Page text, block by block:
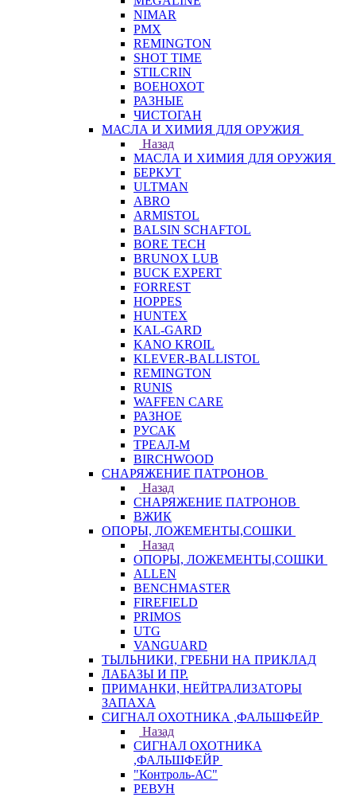
NIMAR
PMX
REMINGTON
SHOT TIME
STILCRIN
ВОЕНОХОТ
РАЗНЫЕ
ЧИСТОГАН
МАСЛА И ХИМИЯ ДЛЯ ОРУЖИЯ
Назад
МАСЛА И ХИМИЯ ДЛЯ ОРУЖИЯ
БЕРКУТ
ULTMAN
ABRO
ARMISTOL
BALSIN SCHAFTOL
BORE TECH
BRUNOX LUB
BUCK EXPERT
FORREST
HOPPES
HUNTEX
KAL-GARD
KANO KROIL
KLEVER-BALLISTOL
REMINGTON
RUNIS
WAFFEN CARE
РАЗНОЕ
РУСАК
ТРЕАЛ-М
BIRCHWOOD
СНАРЯЖЕНИЕ ПАТРОНОВ
Назад
СНАРЯЖЕНИЕ ПАТРОНОВ
ВЖИК
ОПОРЫ, ЛОЖЕМЕНТЫ,СОШКИ
Назад
ОПОРЫ, ЛОЖЕМЕНТЫ,СОШКИ
ALLEN
BENCHMASTER
FIREFIELD
PRIMOS
UTG
VANGUARD
ТЫЛЬНИКИ, ГРЕБНИ НА ПРИКЛАД
ЛАБАЗЫ И ПР.
ПРИМАНКИ, НЕЙТРАЛИЗАТОРЫ
ЗАПАХА
СИГНАЛ ОХОТНИКА ,ФАЛЬШФЕЙР
Назад
СИГНАЛ ОХОТНИКА
,ФАЛЬШФЕЙР
"Контроль-АС"
РЕВУН